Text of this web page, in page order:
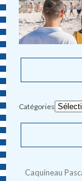
Catégories
Caquineau